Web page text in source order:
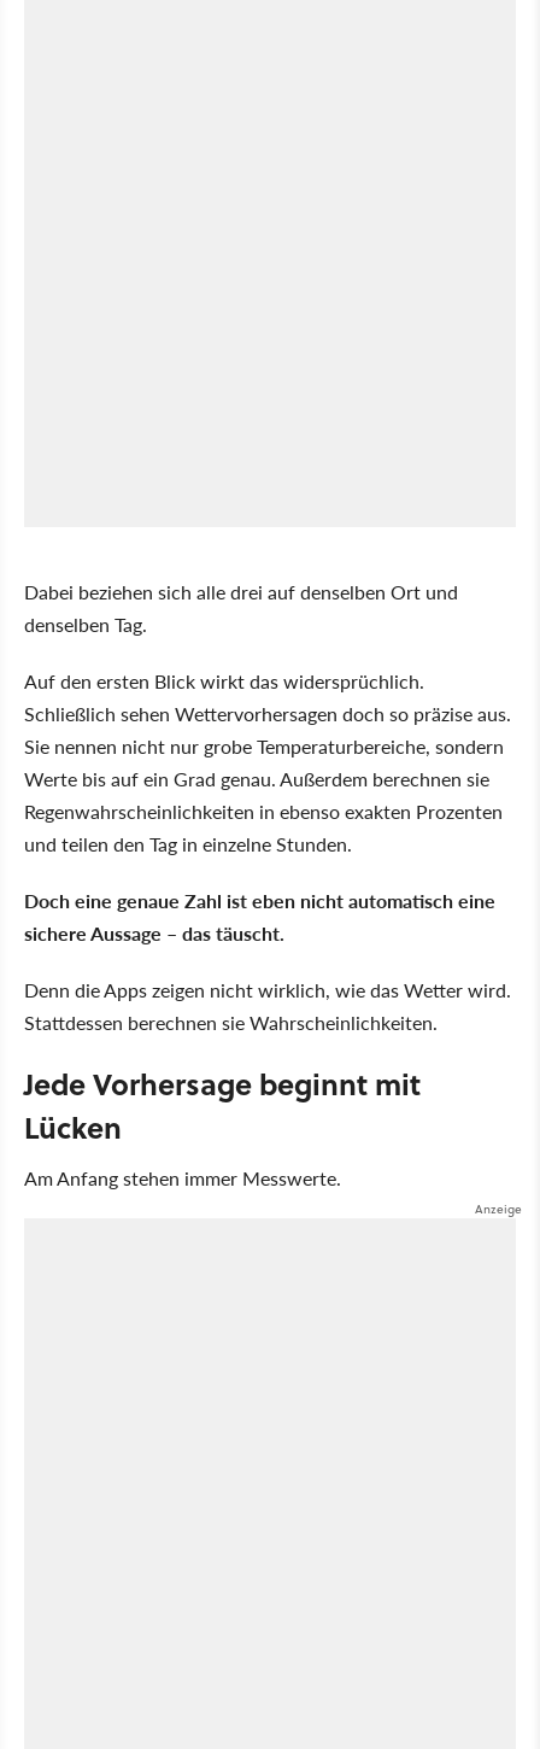
Dabei beziehen sich alle drei auf denselben Ort und
denselben Tag.
Auf den ersten Blick wirkt das widersprüchlich.
Schließlich sehen Wettervorhersagen doch so präzise aus.
Sie nennen nicht nur grobe Temperaturbereiche, sondern
Werte bis auf ein Grad genau. Außerdem berechnen sie
Regenwahrscheinlichkeiten in ebenso exakten Prozenten
und teilen den Tag in einzelne Stunden.
Doch eine genaue Zahl ist eben nicht automatisch eine
sichere Aussage – das täuscht.
Denn die Apps zeigen nicht wirklich, wie das Wetter wird.
Stattdessen berechnen sie Wahrscheinlichkeiten.
Jede Vorhersage beginnt mit
Lücken
Am Anfang stehen immer Messwerte.